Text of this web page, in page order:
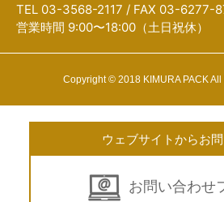
TEL 03-3568-2117 / FAX 03-6277-
営業時間 9:00〜18:00（土日祝休）
Copyright © 2018 KIMURA PACK All
ウェブサイトからお
お問い合わせ